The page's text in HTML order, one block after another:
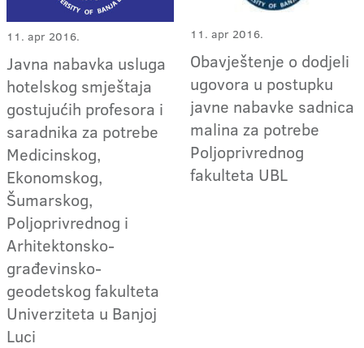
11. apr 2016.
Javna nabavka usluga
hotelskog smještaja
gostujućih profesora i
saradnika za potrebe
Medicinskog,
Ekonomskog,
Šumarskog,
Poljoprivrednog i
Arhitektonsko-
građevinsko-
geodetskog fakulteta
Univerziteta u Banjoj
Luci
11. apr 2016.
Obavještenje o dodjeli
ugovora u postupku
javne nabavke sadnica
malina za potrebe
Poljoprivrednog
fakulteta UBL